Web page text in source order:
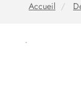
Accueil